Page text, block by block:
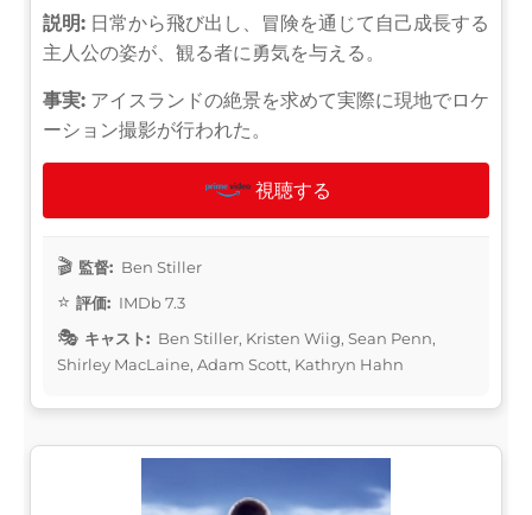
説明: 日常から飛び出し、冒険を通じて自己成長する
主人公の姿が、観る者に勇気を与える。
事実: アイスランドの絶景を求めて実際に現地でロケ
ーション撮影が行われた。
視聴する
監督: Ben Stiller
評価: IMDb 7.3
キャスト: Ben Stiller, Kristen Wiig, Sean Penn,
Shirley MacLaine, Adam Scott, Kathryn Hahn